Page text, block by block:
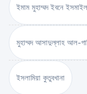
ইমাম মুহাম্মদ ইবনে
মুহাম্মদ আসাদুল্লাহ আল-
ইসলামিয়া কুতুবখানা